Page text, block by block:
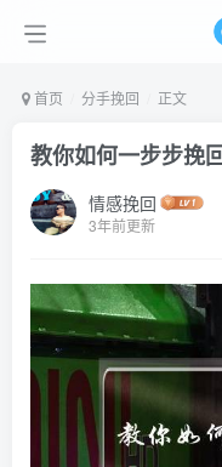
首页 分手挽回 正文
教你如何一步步挽
情感挽回
3年前更新